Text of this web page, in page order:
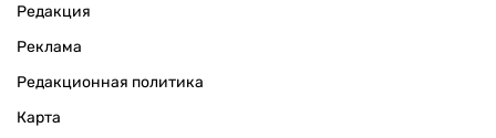
Редакция
Реклама
Редакционная политика
Карта